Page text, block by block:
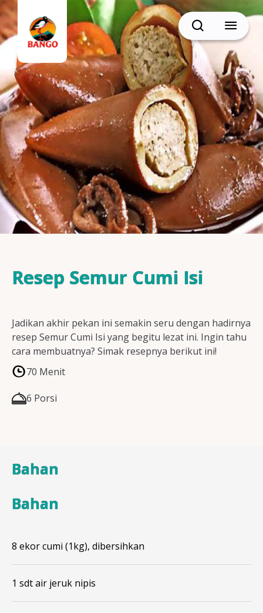
BACK
Resep Sate
Resep Semur
Resep Daging
Resep Ikan
Semua Resep
Cari
Resep Semur Cumi Isi
Jadikan akhir pekan ini semakin seru dengan hadirnya
resep Semur Cumi Isi yang begitu lezat ini. Ingin tahu
cara membuatnya? Simak resepnya berikut ini!
70 Menit
6 Porsi
Bahan
Bahan
8 ekor cumi (1kg), dibersihkan
1 sdt air jeruk nipis